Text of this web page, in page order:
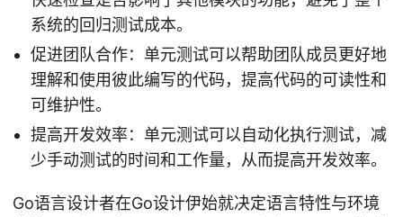
系统的回归测试成本。
促进团队合作：单元测试可以帮助团队成员更好地
理解和使用彼此编写的代码，提高代码的可读性和
可维护性。
提高开发效率：单元测试可以自动化执行测试，减
少手动测试的时间和工作量，从而提高开发效率。
Go语言设计者在Go设计伊始就决定语言特性与环境